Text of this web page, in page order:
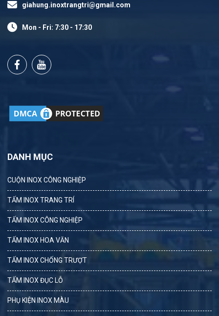
giahung.inoxtrangtri@gmail.com
Mon - Fri: 7:30 - 17:30
DANH MỤC
CUỘN INOX CÔNG NGHIỆP
TẤM INOX TRANG TRÍ
TẤM INOX CÔNG NGHIỆP
TẤM INOX HOA VĂN
TẤM INOX CHỐNG TRƯỢT
TẤM INOX ĐỤC LỖ
PHỤ KIỆN INOX MÀU